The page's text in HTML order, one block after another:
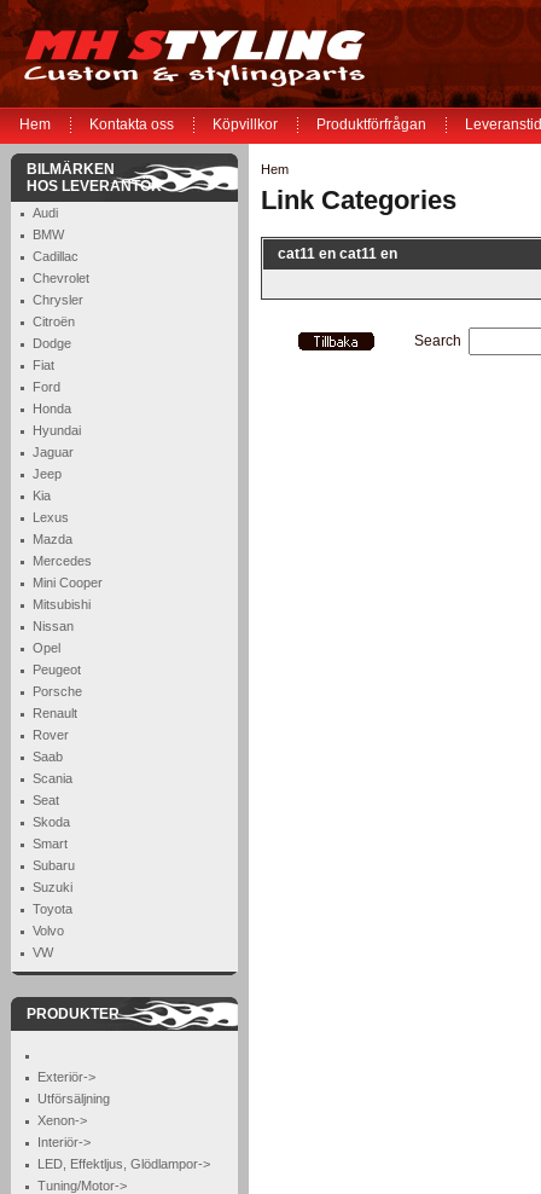
Hem Kontakta oss Köpvillkor Produktförfrågan
BILMÄRKEN
HOS LEVERANTÖR
Audi
BMW
Cadillac
Chevrolet
Chrysler
Citroën
Dodge
Fiat
Ford
Honda
Hyundai
Jaguar
Jeep
Kia
Lexus
Mazda
Mercedes
Mini Cooper
Mitsubishi
Nissan
Opel
Peugeot
Porsche
Renault
Rover
Saab
Scania
Seat
Skoda
Smart
Subaru
Suzuki
Toyota
Volvo
VW
PRODUKTER
Exteriör->
Utförsäljning
Xenon->
Interiör->
LED, Effektljus, Glödlampor->
Tuning/Motor->
Hem
Link Categories
cat11 en cat11 en
Search